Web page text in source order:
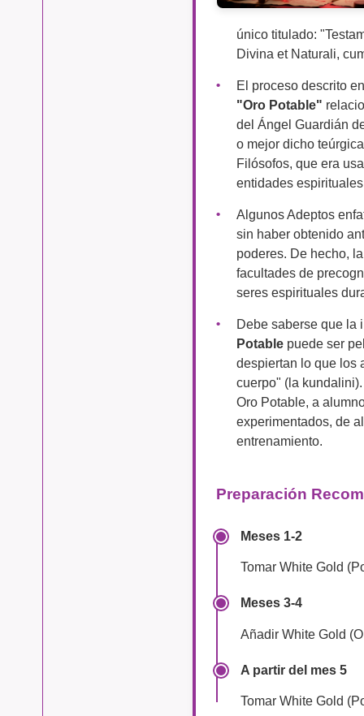
único titulado:
Divina et Naturali,
El proceso descrito
"Oro Potable"
del Ángel Guardián
o mejor dicho
Filósofos, que era
entidades
Algunos Adeptos
sin haber obtenido
poderes. De hecho,
facultades de
seres espirituales
Debe saberse que la
Potable puede ser
despiertan lo que los
cuerpo" (la
Oro Potable, a
experimentados, de
entrenamiento.
Preparación
Meses 1-2
Tomar White Gold
Meses 3-4
Añadir White Gold
A partir del mes 5
Tomar White Gold